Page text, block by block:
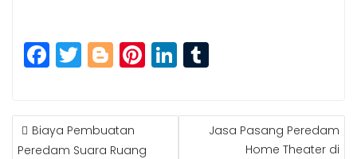
F
a
c
e
T
w
itt
e
Bl
o
g
g
Pi
n
t
Li
n
k m
bl
Biaya Pembuatan
Peredam Suara Ruang
Jasa Pasang Peredam
Home Theater di